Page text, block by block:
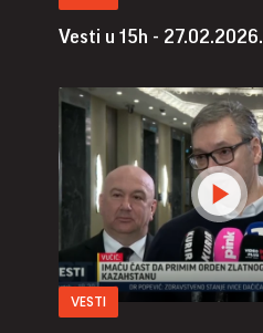
Vesti u 15h - 27.02.2026.
VESTI